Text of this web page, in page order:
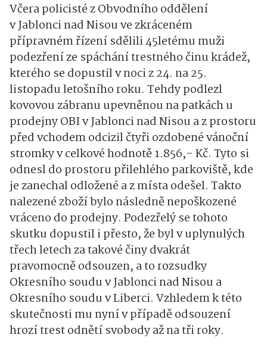
Včera policisté z Obvodního oddělení
v Jablonci nad Nisou ve zkráceném
přípravném řízení sdělili 45letému muži
podezření ze spáchání trestného činu krádež,
kterého se dopustil v noci z 24. na 25.
listopadu letošního roku. Tehdy podlezl
kovovou zábranu upevněnou na patkách u
prodejny OBI v Jablonci nad Nisou a z prostoru
před vchodem odcizil čtyři ozdobené vánoční
stromky v celkové hodnotě 1.856,- Kč. Tyto si
odnesl do prostoru přilehlého parkoviště, kde
je zanechal odložené a z místa odešel. Takto
nalezené zboží bylo následně nepoškozené
vráceno do prodejny. Podezřelý se tohoto
skutku dopustil i přesto, že byl v uplynulých
třech letech za takové činy dvakrát
pravomocně odsouzen, a to rozsudky
Okresního soudu v Jablonci nad Nisou a
Okresního soudu v Liberci. Vzhledem k této
skutečnosti mu nyní v případě odsouzení
hrozí trest odnětí svobody až na tři roky.